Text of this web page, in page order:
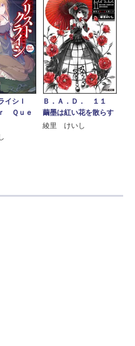
イシＩ
Ｑｕｅ
Ｂ．Ａ．Ｄ． １１
繭墨は紅い花を散らす
綾里 けいし